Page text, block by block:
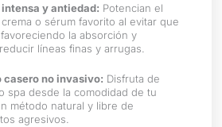
y antiedad: Potencian el
o sérum favorito al evitar que
la absorción y
líneas finas y arrugas.
casero no invasivo: Disfruta de
spa desde la comodidad de tu
método natural y libre de
agresivos.